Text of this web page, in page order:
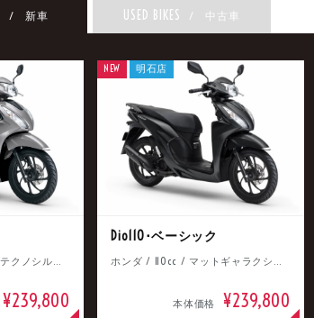
/ 新車 USED BIKES / 中古車
ホンダ / 110cc / マットテクノシルバーメタリック
¥239,800
Dio110･ベーシック
ホンダ / 110cc / マットギャラクシーブラックメタリック
本体価格 ¥239,800
NEW 明石店